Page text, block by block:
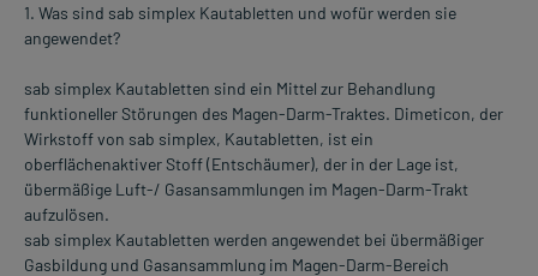
1. Was sind sab simplex Kautabletten und wofür werden sie
angewendet?
sab simplex Kautabletten sind ein Mittel zur Behandlung
funktioneller Störungen des Magen-Darm-Traktes. Dimeticon, der
Wirkstoff von sab simplex, Kautabletten, ist ein
oberflächenaktiver Stoff (Entschäumer), der in der Lage ist,
übermäßige Luft-/ Gasansammlungen im Magen-Darm-Trakt
aufzulösen.
sab simplex Kautabletten werden angewendet bei übermäßiger
Gasbildung und Gasansammlung im Magen-Darm-Bereich